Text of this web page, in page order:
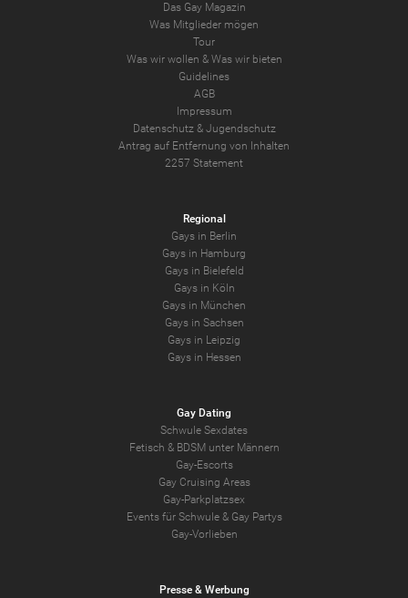
Das Gay Magazin
Was Mitglieder mögen
Tour
Was wir wollen & Was wir bieten
Guidelines
AGB
Impressum
Datenschutz& Jugendschutz
Antrag auf Entfernung von Inhalten
2257 Statement
Regional
Gays in Berlin
Gays in Hamburg
Gays in Bielefeld
Gays in Köln
Gays in München
Gays in Sachsen
Gays in Leipzig
Gays in Hessen
Gay Dating
Schwule Sexdates
Fetisch & BDSM unter Männern
Gay-Escorts
Gay Cruising Areas
Gay-Parkplatzsex
Events für Schwule & Gay Partys
Gay-Vorlieben
Presse & Werbung